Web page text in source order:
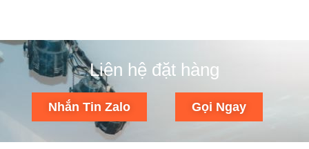
Liên hệ đặt hàng
Nhắn Tin Zalo Gọi Ngay